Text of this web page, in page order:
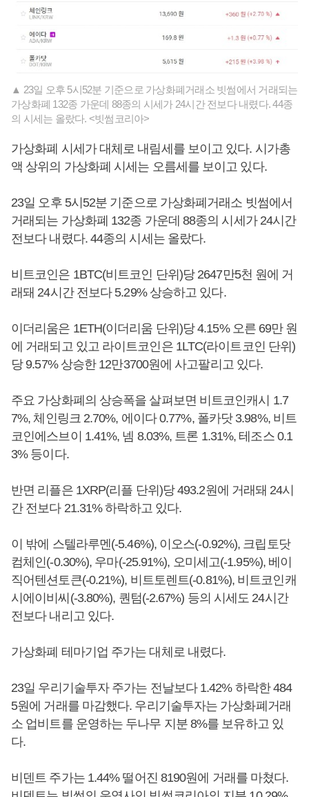
▲ 23일 오후 5시52분 기준으로 가상화폐거래소 빗썸에서 거래되는
가상화폐 132종 가운데 88종의 시세가 24시간 전보다 내렸다. 44종
의 시세는 올랐다. <빗썸코리아>
가상화폐 시세가 대체로 내림세를 보이고 있다. 시가총
액 상위의 가상화폐 시세는 오름세를 보이고 있다.
23일 오후 5시52분 기준으로 가상화폐거래소 빗썸에서
거래되는 가상화폐 132종 가운데 88종의 시세가 24시간
전보다 내렸다. 44종의 시세는 올랐다.
비트코인은 1BTC(비트코인 단위)당 2647만5천 원에 거
래돼 24시간 전보다 5.29% 상승하고 있다.
이더리움은 1ETH(이더리움 단위)당 4.15% 오른 69만 원
에 거래되고 있고 라이트코인은 1LTC(라이트코인 단위)
당 9.57% 상승한 12만3700원에 사고팔리고 있다.
주요 가상화폐의 상승폭을 살펴보면 비트코인캐시 1.7
7%, 체인링크 2.70%, 에이다 0.77%, 폴카닷 3.98%, 비트
코인에스브이 1.41%, 넴 8.03%, 트론 1.31%, 테조스 0.1
3% 등이다.
반면 리플은 1XRP(리플 단위)당 493.2원에 거래돼 24시
간 전보다 21.31% 하락하고 있다.
이 밖에 스텔라루멘(-5.46%), 이오스(-0.92%), 크립토닷
컴체인(-0.30%), 우마(-25.91%), 오미세고(-1.95%), 베이
직어텐션토큰(-0.21%), 비트토렌트(-0.81%), 비트코인캐
시에이비씨(-3.80%), 퀀텀(-2.67%) 등의 시세도 24시간
전보다 내리고 있다.
가상화폐 테마기업 주가는 대체로 내렸다.
23일 우리기술투자 주가는 전날보다 1.42% 하락한 484
5원에 거래를 마감했다. 우리기술투자는 가상화폐거래
소 업비트를 운영하는 두나무 지분 8%를 보유하고 있
다.
비덴트 주가는 1.44% 떨어진 8190원에 거래를 마쳤다.